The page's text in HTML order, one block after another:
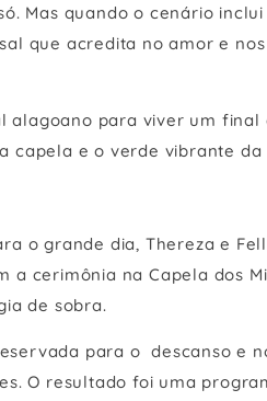
Mas quando o cenário
que acredita no amor e
para viver um final
capela e o verde vibrante da
o grande dia, Thereza e
cerimônia na Capela dos
de sobra.
para o descanso e
O resultado foi uma